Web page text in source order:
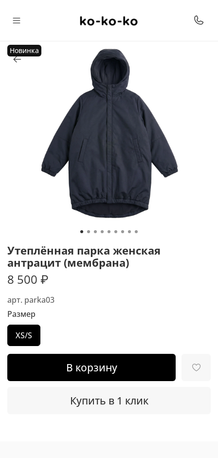
Новинка
арт. parka03
Утеплённая парка женская
антрацит (мембрана)
8 500 ₽
В корзину
Купить в 1 клик
Размер
XS/S